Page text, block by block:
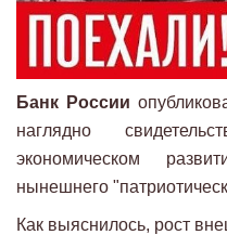
Банк России
наглядно
экономическом
нынешнего
Как выяснилось, рост